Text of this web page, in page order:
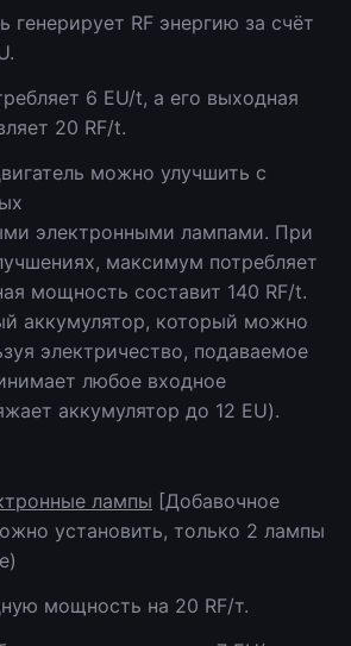
генерирует RF энергию за счёт
6 EU/t, а его выходная
20 RF/t.
можно улучшить с
электронными лампами. При
максимум потребляет
мощность составит 140 RF/t.
аккумулятор, который можно
электричество, подаваемое
любое входное
аккумулятор до 12 EU).
лампы [Добавочное
установить, только 2 лампы
мощность на 20 RF/т.